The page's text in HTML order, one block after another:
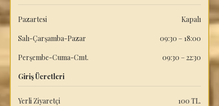
Pazartesi Kapalı
Salı-Çarşamba-Pazar 09:30 – 18:00
Perşembe-Cuma-Cmt. 09:30 – 22:30
Giriş Ücretleri
Yerli Ziyaretçi 100 TL.